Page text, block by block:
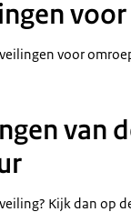
voor
van
Kijk dan op